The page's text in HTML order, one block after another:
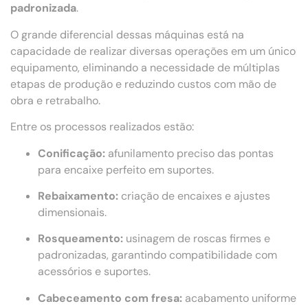
padronizada.
O grande diferencial dessas máquinas está na
capacidade de realizar diversas operações em um único
equipamento, eliminando a necessidade de múltiplas
etapas de produção e reduzindo custos com mão de
obra e retrabalho.
Entre os processos realizados estão:
Conificação: afunilamento preciso das pontas
para encaixe perfeito em suportes.
Rebaixamento: criação de encaixes e ajustes
dimensionais.
Rosqueamento: usinagem de roscas firmes e
padronizadas, garantindo compatibilidade com
acessórios e suportes.
Cabeceamento com fresa: acabamento uniforme